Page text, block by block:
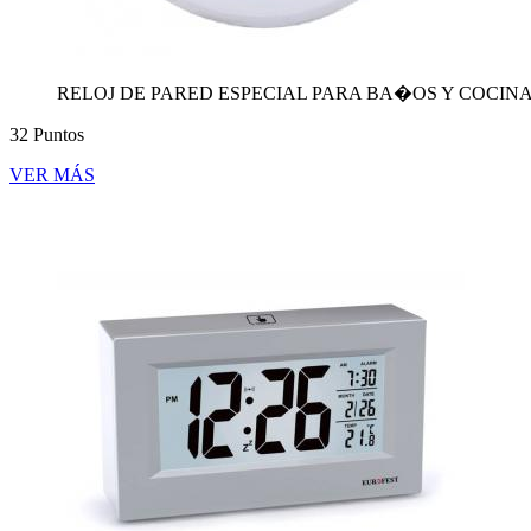
RELOJ DE PARED ESPECIAL PARA BA�OS Y
32 Puntos
VER MÁS